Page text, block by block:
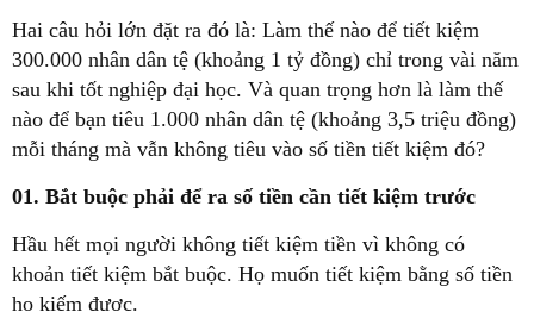
Hai câu hỏi lớn đặt ra đó là: Làm thế nào để tiết kiệm
300.000 nhân dân tệ (khoảng 1 tỷ đồng) chỉ trong vài năm
sau khi tốt nghiệp đại học. Và quan trọng hơn là làm thế
nào để bạn tiêu 1.000 nhân dân tệ (khoảng 3,5 triệu đồng)
mỗi tháng mà vẫn không tiêu vào số tiền tiết kiệm đó?
01. Bắt buộc phải để ra số tiền cần tiết kiệm trước
Hầu hết mọi người không tiết kiệm tiền vì không có
khoản tiết kiệm bắt buộc. Họ muốn tiết kiệm bằng số tiền
họ kiếm được.